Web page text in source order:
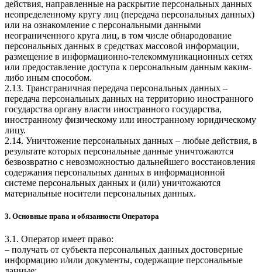
действия, направленные на раскрытие персональных данных
неопределенному кругу лиц (передача персональных данных)
или на ознакомление с персональными данными
неограниченного круга лиц, в том числе обнародование
персональных данных в средствах массовой информации,
размещение в информационно-телекоммуникационных сетях
или предоставление доступа к персональным данным каким-
либо иным способом.
2.13. Трансграничная передача персональных данных –
передача персональных данных на территорию иностранного
государства органу власти иностранного государства,
иностранному физическому или иностранному юридическому
лицу.
2.14. Уничтожение персональных данных – любые действия, в
результате которых персональные данные уничтожаются
безвозвратно с невозможностью дальнейшего восстановления
содержания персональных данных в информационной
системе персональных данных и (или) уничтожаются
материальные носители персональных данных.
3. Основные права и обязанности Оператора
3.1. Оператор имеет право:
– получать от субъекта персональных данных достоверные
информацию и/или документы, содержащие персональные